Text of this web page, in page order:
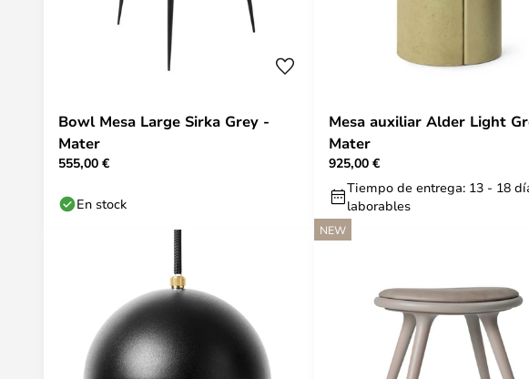
Bowl Mesa Large Sirka Grey -
Mater
555,00 €
En stock
Mesa auxiliar Alder Light
Mater
925,00 €
Tiempo de entrega: 13 - 18
laborables
NEW